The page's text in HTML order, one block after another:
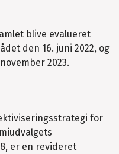
blive evalueret
den 16. juni 2022, og
2023.
for
er en revideret